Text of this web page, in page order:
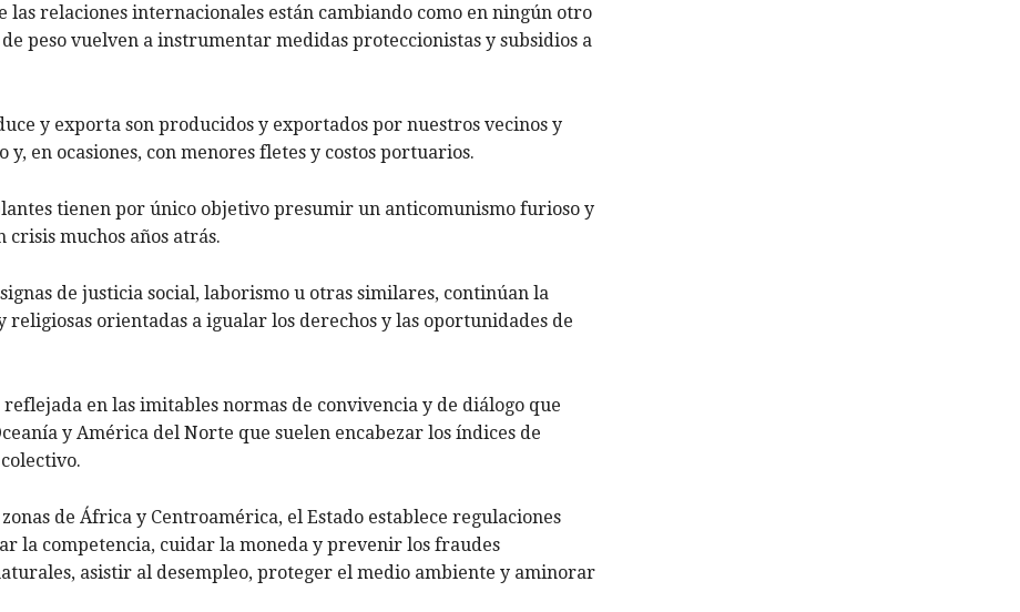
relaciones internacionales están cambiando como en ningún otro
peso vuelven a instrumentar medidas proteccionistas y subsidios a
y exporta son producidos y exportados por nuestros vecinos y
en ocasiones, con menores fletes y costos portuarios.
tienen por único objetivo presumir un anticomunismo furioso y
muchos años atrás.
de justicia social, laborismo u otras similares, continúan la
orientadas a igualar los derechos y las oportunidades de
en las imitables normas de convivencia y de diálogo que
y América del Norte que suelen encabezar los índices de
de África y Centroamérica, el Estado establece regulaciones
la competencia, cuidar la moneda y prevenir los fraudes
asistir al desempleo, proteger el medio ambiente y aminorar